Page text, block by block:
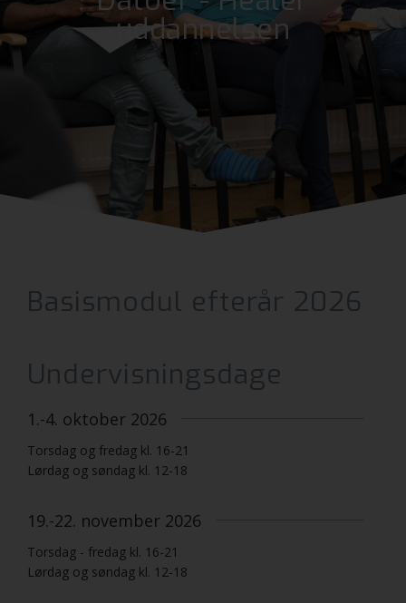
uddannelsen
Basismodul efterår 2026
Undervisningsdage
1.-4. oktober 2026
Torsdag og fredag kl. 16-21
Lørdag og søndag kl. 12-18
19.-22. november 2026
Torsdag - fredag kl. 16-21
Lørdag og søndag kl. 12-18